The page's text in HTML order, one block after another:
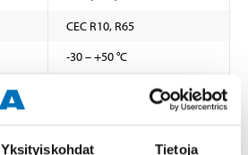
Yksityiskohdat Tietoja
CEC R10, R65
-30 – +50 °C
savukkeensytytinliitäntään
NÄYTÄ KAIKKI